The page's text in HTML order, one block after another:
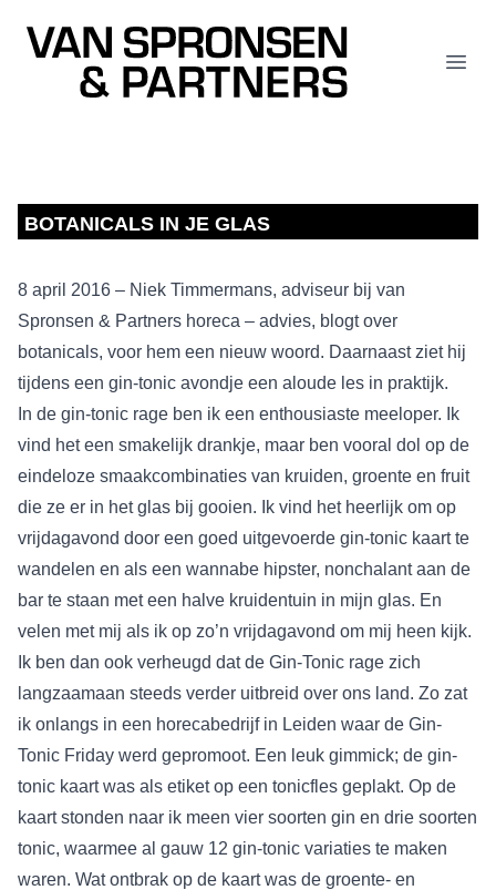
Van Spronsen & Partners
BOTANICALS IN JE GLAS
8 april 2016 – Niek Timmermans, adviseur bij van
Spronsen & Partners horeca – advies, blogt over
botanicals, voor hem een nieuw woord. Daarnaast ziet hij
tijdens een gin-tonic avondje een aloude les in praktijk.
In de gin-tonic rage ben ik een enthousiaste meeloper. Ik
vind het een smakelijk drankje, maar ben vooral dol op de
eindeloze smaakcombinaties van kruiden, groente en fruit
die ze er in het glas bij gooien. Ik vind het heerlijk om op
vrijdagavond door een goed uitgevoerde gin-tonic kaart te
wandelen en als een wannabe hipster, nonchalant aan de
bar te staan met een halve kruidentuin in mijn glas. En
velen met mij als ik op zo’n vrijdagavond om mij heen kijk.
Ik ben dan ook verheugd dat de Gin-Tonic rage zich
langzaamaan steeds verder uitbreid over ons land. Zo zat
ik onlangs in een horecabedrijf in Leiden waar de Gin-
Tonic Friday werd gepromoot. Een leuk gimmick; de gin-
tonic kaart was als etiket op een tonicfles geplakt. Op de
kaart stonden naar ik meen vier soorten gin en drie soorten
tonic, waarmee al gauw 12 gin-tonic variaties te maken
waren. Wat ontbrak op de kaart was de groente- en